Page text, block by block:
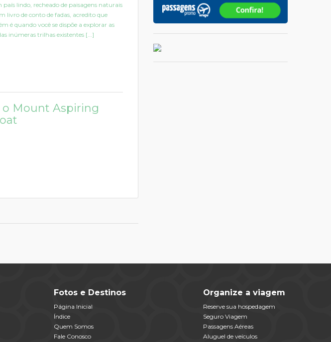
lindo, recheado de paisagens naturais
livro de conto de fadas, acredito que
é quando você se dispõe a explorar as
inúmeras trilhas existentes [...]
o Mount Aspiring
Fotos e Destinos
Página Inicial
Índice
Quem Somos
Fale Conosco
Organize a viagem
Reserve sua hospedagem
Seguro Viagem
Passagens Aéreas
Aluguel de veículos